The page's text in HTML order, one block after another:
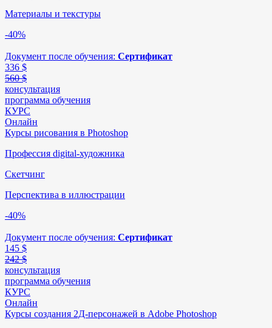
Материалы и текстуры
-40%
Документ после обучения: Сертификат
336 $
560 $
консультация
программа обучения
КУРС
Онлайн
Курсы рисования в Photoshop
Профессия digital-художника
Скетчинг
Перспектива в иллюстрации
-40%
Документ после обучения: Сертификат
145 $
242 $
консультация
программа обучения
КУРС
Онлайн
Курсы создания 2Д-персонажей в Adobe Photoshop